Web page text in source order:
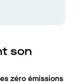
son
zéro émissions